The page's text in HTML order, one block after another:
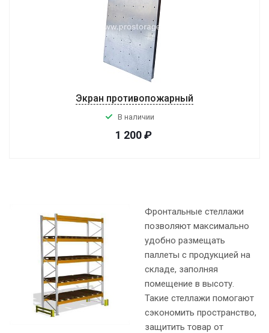
Экран противопожарный
В наличии
1 200₽
Фронтальные стеллажи
позволяют максимально
удобно размещать
паллеты с продукцией на
складе, заполняя
помещение в высоту.
Такие стеллажи помогают
сэкономить пространство,
защитить товар от